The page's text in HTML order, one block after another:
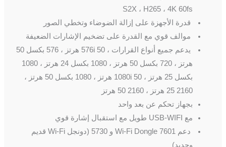
S2X ، H265 ، 4K 60fs
قدرة الأجهزة على إزالة الضوضاء وتخطي الصور
موالف قوي مع القدرة على تضخيم الإشارات الضعيفة
يدعم جميع أنواع القرارات ، 576i 50 هرتز ، 576 بكسل 50
هرتز ، 720 بكسل 50 هرتز ، 1080 بكسل 24 هرتز ، 1080
بكسل 25 هرتز ، 1080i 50 هرتز ، 1080 بكسل 50 هرتز ،
2160 25 هرتز ، 2160 50 هرتز
بجهاز تحكم عن بعد واحد
مع USB-WIFI طويل مع استقبال إشارة قوي
دعم Wi-Fi Dongle 7601 و 5730 (دونجل Wi-Fi قديم
وجديد)